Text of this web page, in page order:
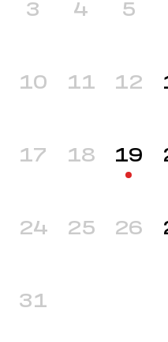
3 4 5
10 11 12
17 18 19
24 25 26
31